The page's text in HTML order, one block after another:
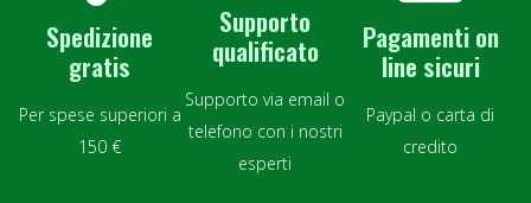
Spedizione
gratis
Per spese superiori a
150 €
Supporto
qualificato
Supporto via email o
telefono con i nostri
esperti
Pagamenti on
line sicuri
Paypal o carta di
credito